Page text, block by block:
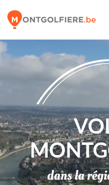
dans la